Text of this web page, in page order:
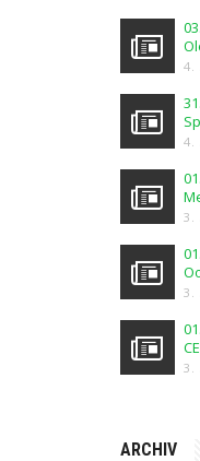
4.
4.
3.
3.
3.
ARCHIV